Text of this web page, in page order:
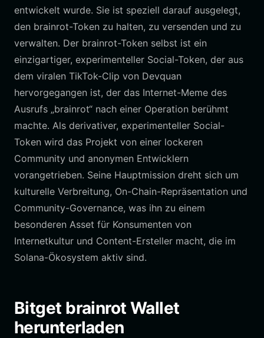
entwickelt wurde. Sie ist speziell darauf ausgelegt,
den brainrot-Token zu halten, zu versenden und zu
verwalten. Der brainrot-Token selbst ist ein
einzigartiger, experimenteller Social-Token, der aus
dem viralen TikTok-Clip von Devquan
hervorgegangen ist, der das Internet-Meme des
Ausrufs „brainrot“ nach einer Operation berühmt
machte. Als derivativer, experimenteller Social-
Token wird das Projekt von einer lockeren
Community und anonymen Entwicklern
vorangetrieben. Seine Hauptmission dreht sich um
kulturelle Verbreitung, On-Chain-Repräsentation und
Community-Governance, was ihn zu einem
besonderen Asset für Konsumenten von
Internetkultur und Content-Ersteller macht, die im
Solana-Ökosystem aktiv sind.
Bitget brainrot Wallet
herunterladen